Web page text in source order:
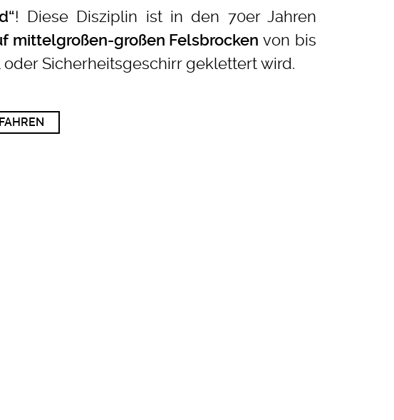
! Diese Disziplin ist in den 70er Jahren
mittelgroßen-großen Felsbrocken von bis
Sicherheitsgeschirr geklettert wird.